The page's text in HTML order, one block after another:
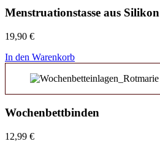
Menstruationstasse aus Silikon
19,90 €
In den Warenkorb
Wochenbettbinden
12,99 €